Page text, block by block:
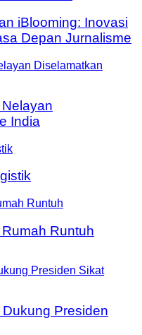
iBlooming: Inovasi
Depan Jurnalisme
India
Runtuh
Presiden